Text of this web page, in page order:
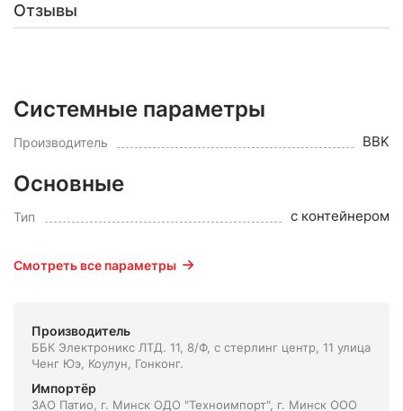
Отзывы
Системные параметры
Производитель BBK
Основные
Тип с контейнером
Смотреть все параметры
Производитель
ББК Электроникс ЛТД. 11, 8/Ф, с стерлинг центр, 11 улица
Ченг Юэ, Коулун, Гонконг.
Импортёр
ЗАО Патио, г. Минск ОДО "Техноимпорт", г. Минск ООО